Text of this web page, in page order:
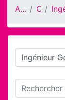
Accueil Cours
Catégories
Rechercher